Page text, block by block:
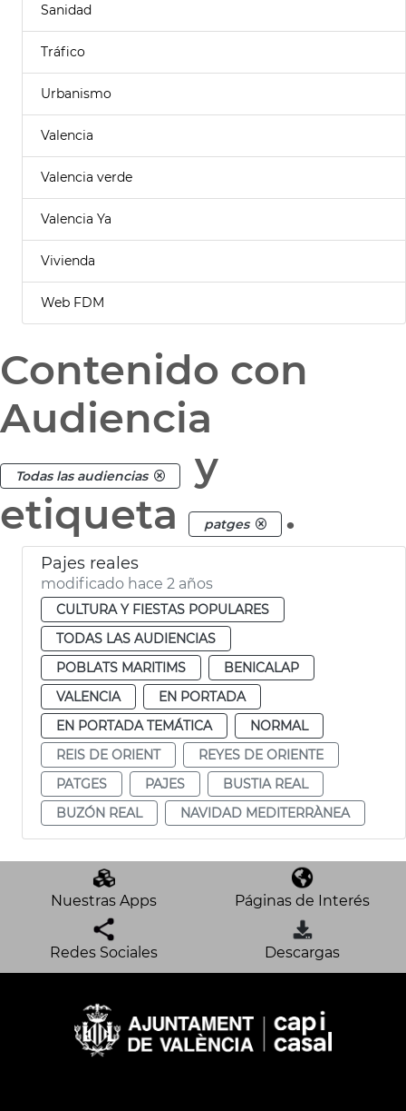
Sanidad
Tráfico
Urbanismo
Valencia
Valencia verde
Valencia Ya
Vivienda
Web FDM
Contenido con
Audiencia
Todas las audiencias
y
etiqueta
patges .
Pajes reales
modificado hace 2 años
CULTURA Y FIESTAS POPULARES
TODAS LAS AUDIENCIAS
POBLATS MARITIMS
BENICALAP
VALENCIA
EN PORTADA
EN PORTADA TEMÁTICA
NORMAL
REIS DE ORIENT
REYES DE ORIENTE
PATGES
PAJES
BUSTIA REAL
BUZÓN REAL
NAVIDAD MEDITERRÀNEA
Nuestras Apps Páginas de Interés
Redes Sociales Descargas